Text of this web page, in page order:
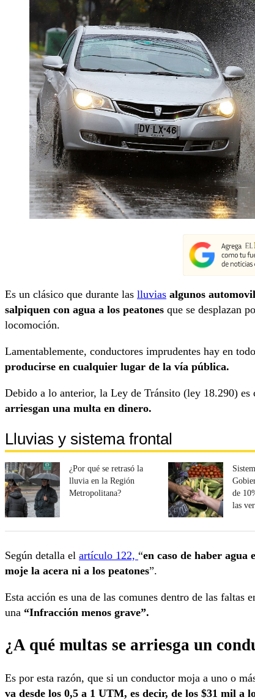
Es un clásico que durante las lluvias algunos
salpiquen con agua a los peatones que se desplazan
locomoción.
Lamentablemente, conductores imprudentes hay en
producirse en cualquier lugar de la vía pública.
Debido a lo anterior, la Ley de Tránsito (ley 18.290) es
arriesgan una multa en dinero.
Lluvias y sistema frontal
¿Por qué se retrasó la
lluvia en la Región
Metropolitana?
de
las
Según detalla el artículo 122, “en caso de haber agua
moje la acera ni a los peatones”.
Esta acción es una de las comunes dentro de las faltas
una “Infracción menos grave”.
¿A qué multas se arriesga un
Es por esta razón, que si un conductor moja a uno o
va desde los 0,5 a 1 UTM, es decir, de los $31 mil a